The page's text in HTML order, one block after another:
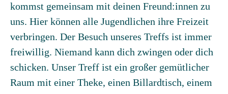
kommst gemeinsam mit deinen Freund:innen zu
uns. Hier können alle Jugendlichen ihre Freizeit
verbringen. Der Besuch unseres Treffs ist immer
freiwillig. Niemand kann dich zwingen oder dich
schicken. Unser Treff ist ein großer gemütlicher
Raum mit einer Theke, einen Billardtisch, einem